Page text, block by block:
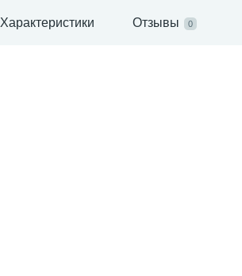
Характеристики Отзывы 0